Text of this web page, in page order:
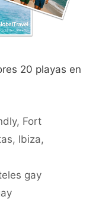
20 playas en
, Fort
, Ibiza,
gay